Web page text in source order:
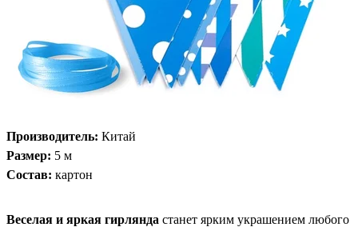
Производитель: Китай
Размер: 5 м
Состав: картон
Веселая и яркая гирлянда станет ярким украшением любого